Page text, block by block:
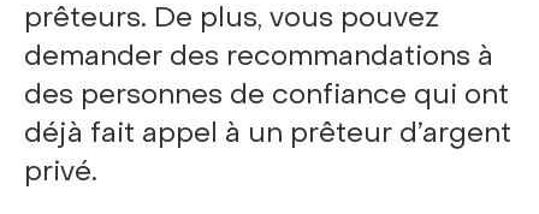
prêteurs. De plus, vous pouvez
demander des recommandations à
des personnes de confiance qui ont
déjà fait appel à un prêteur d’argent
privé.